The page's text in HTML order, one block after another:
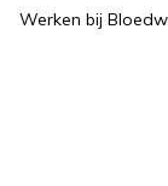
Werken bij